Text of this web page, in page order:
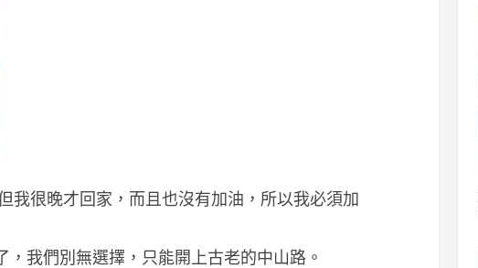
我很晚才回家，而且也沒有加油，所以我必須加
我們別無選擇，只能開上古老的中山路。